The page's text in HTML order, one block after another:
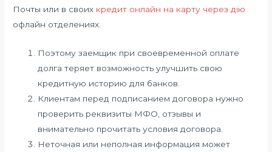
Почты или в своих кредит онлайн на карту через дію
офлайн отделениях.
Поэтому заемщик при своевременной оплате
долга теряет возможность улучшить свою
кредитную историю для банков.
Клиентам перед подписанием договора нужно
проверить реквизиты МФО, отзывы и
внимательно прочитать условия договора.
Неточная или неполная информация может